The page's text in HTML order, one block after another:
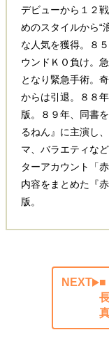
デビューから１２
めのスタイルから“
な人気を獲得。８
ウンドＫＯ負け。
となり緊急手術。
からは引退。８８
版。８９年、同書
るねん』に主演し
マ、バラエティな
ターアカウント「
内容をまとめた『
版。
NEXT
■